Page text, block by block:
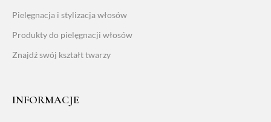
Pielęgnacja i stylizacja włosów
Produkty do pielęgnacji włosów
Znajdź swój kształt twarzy
INFORMACJE